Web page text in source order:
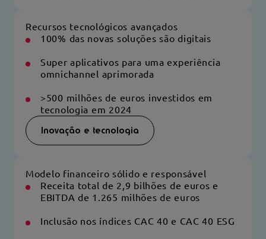
Recursos tecnológicos avançados
100% das novas soluções são digitais
Super aplicativos para uma experiência
omnichannel aprimorada
>500 milhões de euros investidos em
tecnologia em 2024
Inovação e tecnologia
Modelo financeiro sólido e responsável
Receita total de 2,9 bilhões de euros e
EBITDA de 1.265 milhões de euros
Inclusão nos índices CAC 40 e CAC 40 ESG